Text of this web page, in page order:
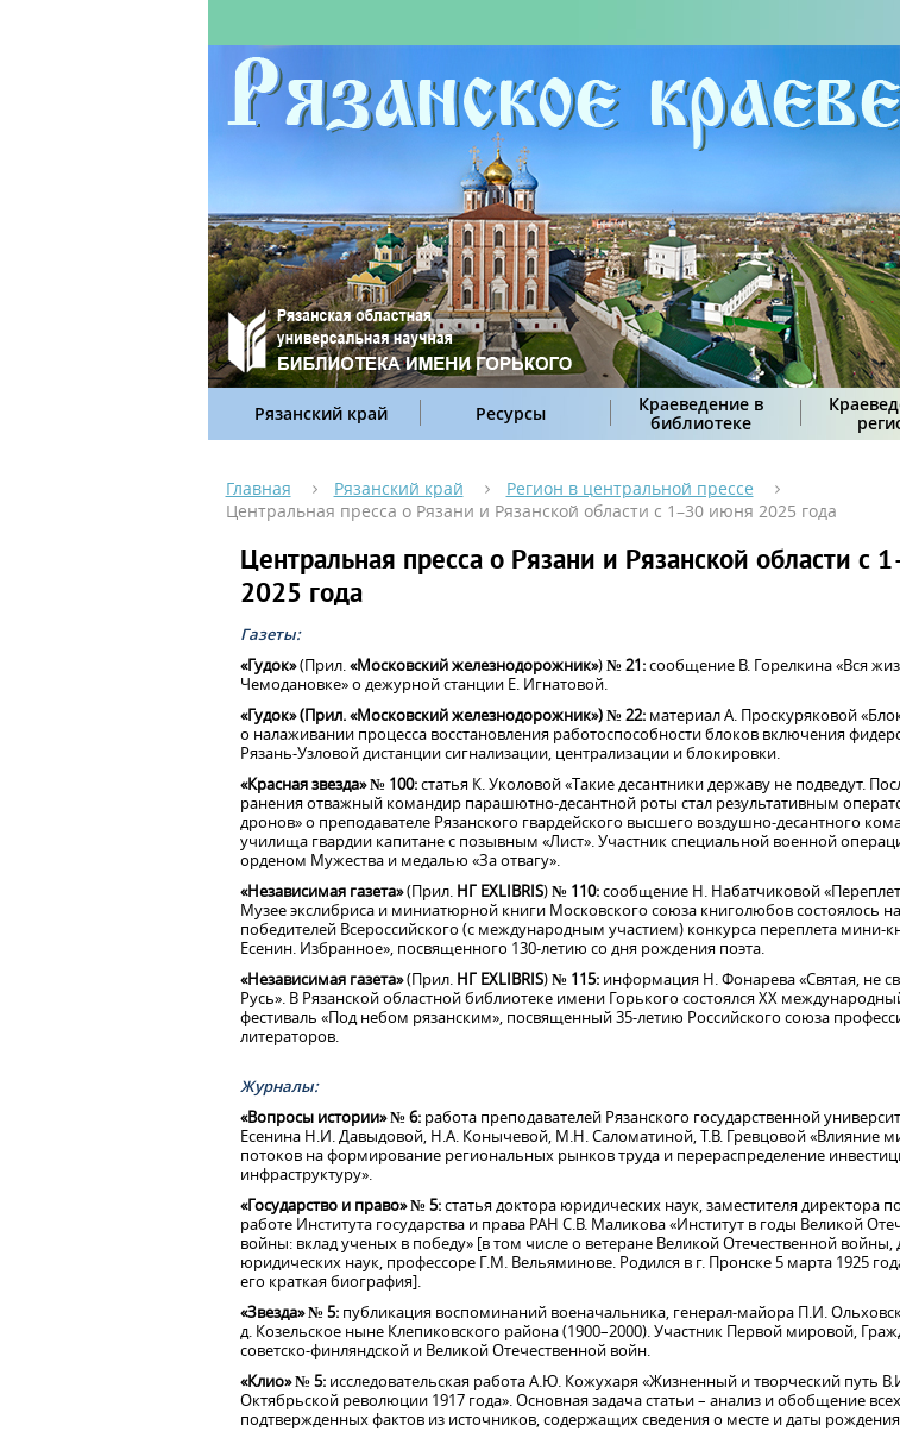
Рязанский край Ресурсы
Краеведение в
библиотеке
Главная Рязанский край
Регион в центральной прессе
Центральная пресса о Рязани и Рязанской области с 1–30 июня 2025 года
Центральная пресса о Рязани и Рязанской области с
2025 года
Газеты:
«Гудок»(Прил.«Московский железнодорожник»)№ 21:сообщение В. Горелкина «Вся
Чемодановке» о дежурной станции Е. Игнатовой.
«Гудок» (Прил. «Московский железнодорожник») № 22: материал А. Проскуряковой
о налаживании процесса восстановления работоспособности блоков включения
Рязань-Узловой дистанции сигнализации, централизации и блокировки.
«Красная звезда» № 100:статья К. Уколовой «Такие десантники державу не подведут.
ранения отважный командир парашютно-десантной роты стал результативным
дронов» о преподавателе Рязанского гвардейского высшего воздушно-десантного
училища гвардии капитане с позывным «Лист». Участник специальной военной
орденом Мужества и медалью «За отвагу».
«Независимая газета»(Прил.НГ EXLIBRIS)№ 110:сообщение Н. Набатчиковой «Переплет
Музее экслибриса и миниатюрной книги Московского союза книголюбов состоялось
победителей Всероссийского (с международным участием) конкурса переплета мини-
Есенин. Избранное», посвященного 130-летию со дня рождения поэта.
«Независимая газета»(Прил.НГ EXLIBRIS)№ 115:информация Н. Фонарева «Святая, не
Русь». В Рязанской областной библиотеке имени Горького состоялся XX
фестиваль «Под небом рязанским», посвященный 35-летию Российского союза
литераторов.
Журналы:
«Вопросы истории» № 6: работа преподавателей Рязанского государственной
Есенина Н.И. Давыдовой, Н.А. Конычевой, М.Н. Саломатиной, Т.В. Гревцовой «Влияние
потоков на формирование региональных рынков труда и перераспределение
инфраструктуру».
«Государство и право» № 5:статья доктора юридических наук, заместителя директора
работе Института государства и права РАН С.В. Маликова «Институт в годы Великой
войны: вклад ученых в победу» [в том числе о ветеране Великой Отечественной войны,
юридических наук, профессоре Г.М. Вельяминове. Родился в г. Пронске 5 марта 1925
его краткая биография].
«Звезда» № 5: публикация воспоминаний военачальника, генерал-майора П.И.
д. Козельское ныне Клепиковского района (1900–2000). Участник Первой мировой,
советско-финляндской и Великой Отечественной войн.
«Клио» № 5: исследовательская работа А.Ю. Кожухаря «Жизненный и творческий путь
Октябрьской революции 1917 года». Основная задача статьи – анализ и обобщение
подтвержденных фактов из источников, содержащих сведения о месте и даты